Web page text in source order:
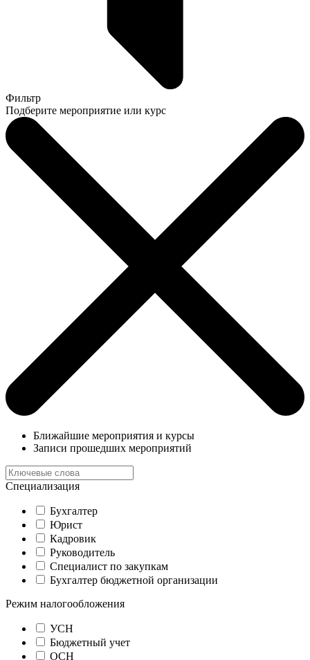
Фильтр
Подберите мероприятие или курс
Ближайшие мероприятия и курсы
Записи прошедших мероприятий
Специализация
Бухгалтер
Юрист
Кадровик
Руководитель
Специалист по закупкам
Бухгалтер бюджетной организации
Режим налогообложения
УСН
Бюджетный учет
ОСН